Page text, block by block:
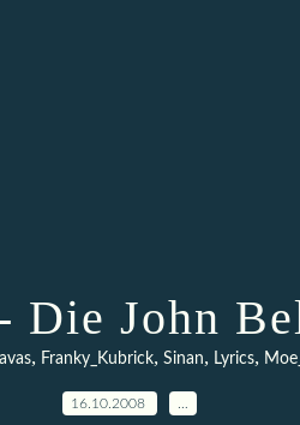
Die John
, Franky_Kubrick, Sinan, Lyrics,
16.10.2008